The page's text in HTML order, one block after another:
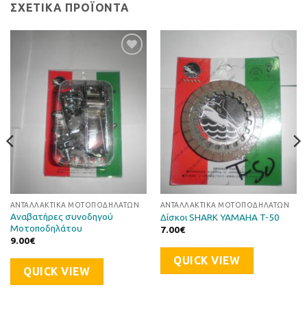
ΣΧΕΤΙΚΆ ΠΡΟΪΌΝΤΑ
στη Λίστα
Επιθυμιών
ΑΝΤΑΛΛΑΚΤΙΚΆ ΜΟΤΟΠΟΔΗΛΆΤΩΝ
Αναβατήρες συνοδηγού
Μοτοποδηλάτου
9.00€
QUICK VIEW
Προσθήκη
στη Λίστα
Επιθυμιών
ΑΝΤΑΛΛΑΚΤΙΚΆ ΜΟΤΟΠΟΔΗΛΆΤΩΝ
Δίσκοι SHARK YAMAHA T-50
7.00€
QUICK VIEW